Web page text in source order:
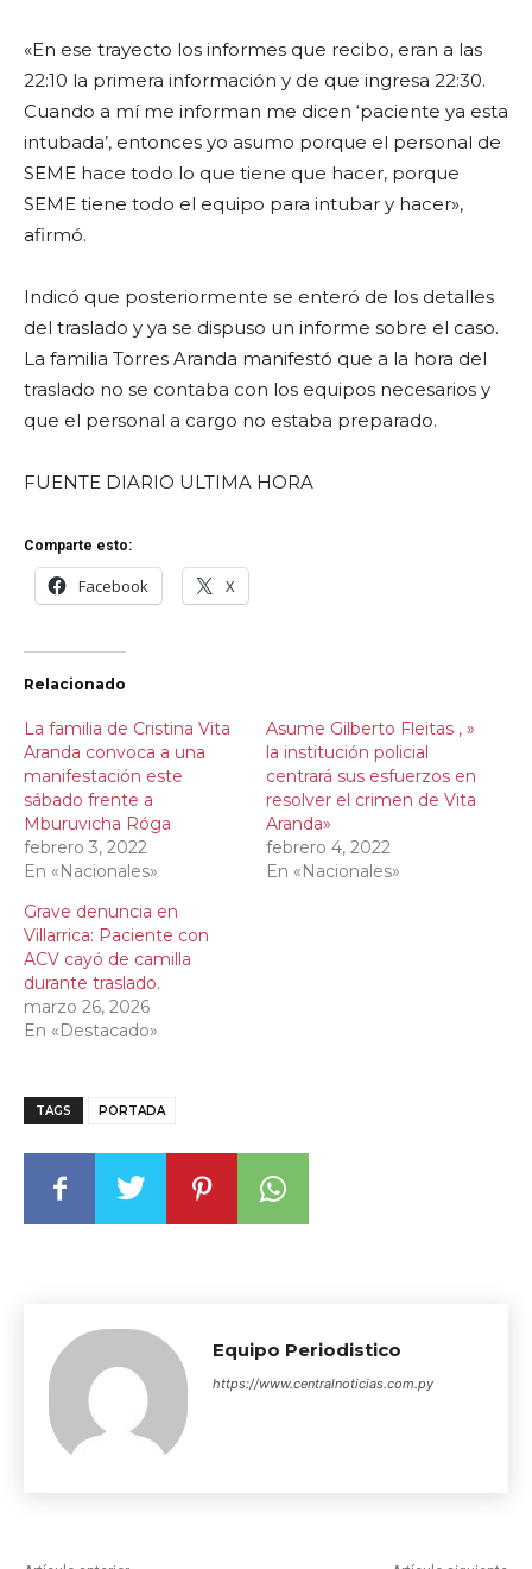
«En ese trayecto los informes que recibo, eran a las
22:10 la primera información y de que ingresa 22:30.
Cuando a mí me informan me dicen ‘paciente ya esta
intubada’, entonces yo asumo porque el personal de
SEME hace todo lo que tiene que hacer, porque
SEME tiene todo el equipo para intubar y hacer»,
afirmó.
Indicó que posteriormente se enteró de los detalles
del traslado y ya se dispuso un informe sobre el caso.
La familia Torres Aranda manifestó que a la hora del
traslado no se contaba con los equipos necesarios y
que el personal a cargo no estaba preparado.
FUENTE DIARIO ULTIMA HORA
Comparte esto:
Facebook X
Relacionado
La familia de Cristina Vita
Aranda convoca a una
manifestación este
sábado frente a
Mburuvicha Róga
febrero 3, 2022
En «Nacionales»
Asume Gilberto Fleitas , »
la institución policial
centrará sus esfuerzos en
resolver el crimen de Vita
Aranda»
febrero 4, 2022
En «Nacionales»
Grave denuncia en
Villarrica: Paciente con
ACV cayó de camilla
durante traslado.
marzo 26, 2026
En «Destacado»
TAGS PORTADA
Equipo Periodistico
https://www.centralnoticias.com.py